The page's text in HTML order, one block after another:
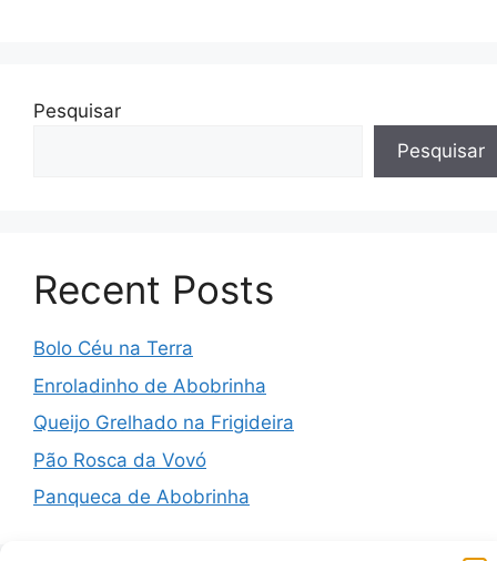
Pesquisar
Pesquisar
Recent Posts
Bolo Céu na Terra
Enroladinho de Abobrinha
Queijo Grelhado na Frigideira
Pão Rosca da Vovó
Panqueca de Abobrinha